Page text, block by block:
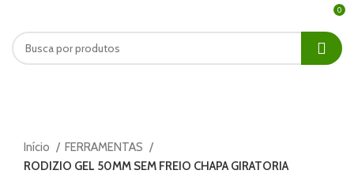
0
Início
FERRAMENTAS
RODIZIO GEL 50MM SEM FREIO CHAPA GIRATORIA